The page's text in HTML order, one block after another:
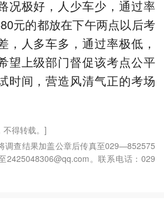
况极好，人少车少，通过率
元的都放在下午两点以后考
，人多车多，通过率极低，
望上级部门督促该考点公平
时间，营造风清气正的考场
不得转载。]
调查结果加盖公章后传真至029—852575
2425048306@qq.com。联系电话：029